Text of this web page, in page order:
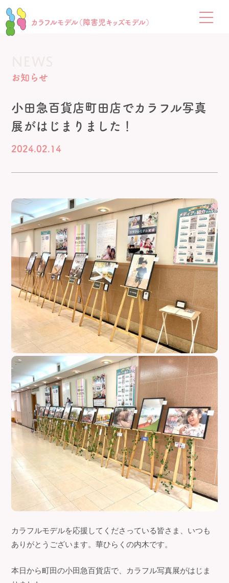
カラフルモデル（障害児キッズモデル）
お知らせ
小田急百貨店町田店でカラフル写真
展がはじまりました！
2024.02.14
カラフルモデルを応援してくださっている皆さま、いつも
ありがとうございます。華ひらくの内木です。
本日から町田の小田急百貨店で、カラフル写真展がはじま